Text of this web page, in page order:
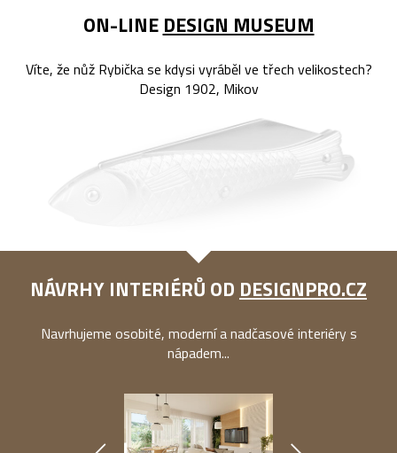
ON-LINE DESIGN MUSEUM
Víte, že nůž Rybička se kdysi vyráběl ve třech velikostech?
Design 1902, Mikov
NÁVRHY INTERIÉRŮ OD DESIGNPRO.CZ
Navrhujeme osobité, moderní a nadčasové interiéry s
nápadem...